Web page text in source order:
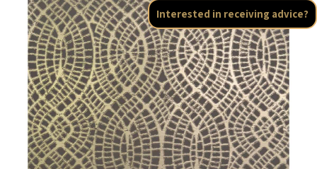
Interested in receiving advice?